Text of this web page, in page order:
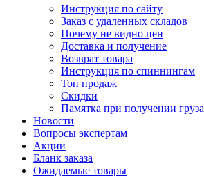
Инструкция по сайту
Заказ с удаленных складов
Почему не видно цен
Доставка и получение
Возврат товара
Инструкция по спиннингам
Топ продаж
Скидки
Памятка при получении груза
Новости
Вопросы экспертам
Акции
Бланк заказа
Ожидаемые товары